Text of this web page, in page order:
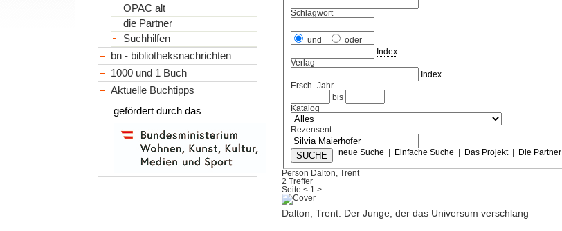
Schlagwort
und
oder
Index
Verlag
Index
Ersch.-Jahr
bis
Katalog
Rezensent
neue Suche Einfache Suche Das Projekt| Die Partner
Person Dalton, Trent
2 Treffer
Seite< 1 >
Dalton, Trent: Der Junge, der das Universum verschlang
OPAC alt
die Partner
Suchhilfen
bn - bibliotheksnachrichten
1000 und 1 Buch
Aktuelle Buchtipps
gefördert durch das